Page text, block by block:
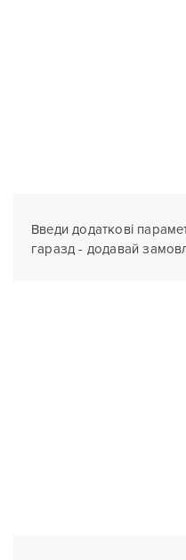
Введи додаткові
гаразд - додавай